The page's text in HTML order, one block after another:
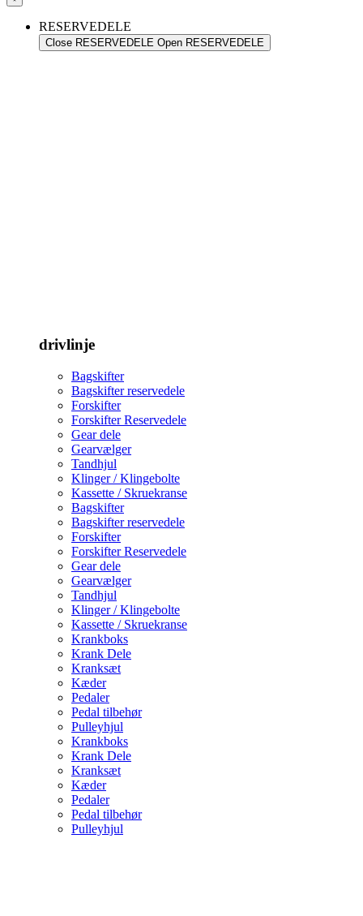
RESERVEDELE
Close RESERVEDELE Open RESERVEDELE
drivlinje
Bagskifter
Bagskifter reservedele
Forskifter
Forskifter Reservedele
Gear dele
Gearvælger
Tandhjul
Klinger / Klingebolte
Kassette / Skruekranse
Bagskifter
Bagskifter reservedele
Forskifter
Forskifter Reservedele
Gear dele
Gearvælger
Tandhjul
Klinger / Klingebolte
Kassette / Skruekranse
Krankboks
Krank Dele
Kranksæt
Kæder
Pedaler
Pedal tilbehør
Pulleyhjul
Krankboks
Krank Dele
Kranksæt
Kæder
Pedaler
Pedal tilbehør
Pulleyhjul